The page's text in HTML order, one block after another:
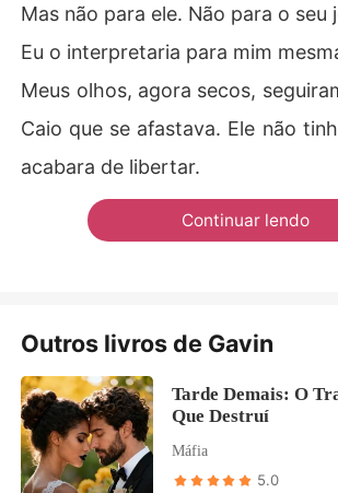
Mas não para ele. Não para o seu
Eu o interpretaria para mim
Meus olhos, agora secos,
Caio que se afastava. Ele não
acabara de libertar.
Continuar lendo
Outros livros de Gavin
Tarde Demais: O
Que Destruí
Máfia
5.0